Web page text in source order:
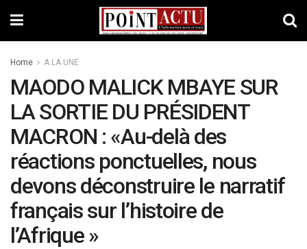
Home A LA UNE
MAODO MALICK MBAYE SUR
LA SORTIE DU PRÉSIDENT
MACRON : «Au-delà des
réactions ponctuelles, nous
devons déconstruire le narratif
français sur l’histoire de
l’Afrique »